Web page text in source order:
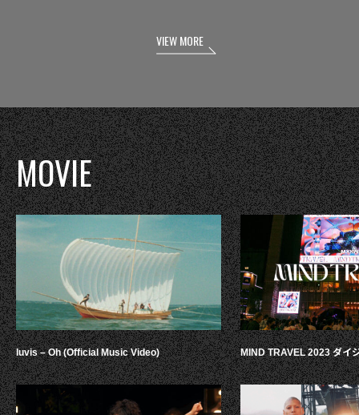
VIEW MORE
MOVIE
luvis – Oh (Official Music Video) MIND TRAVEL 2023 ダイ